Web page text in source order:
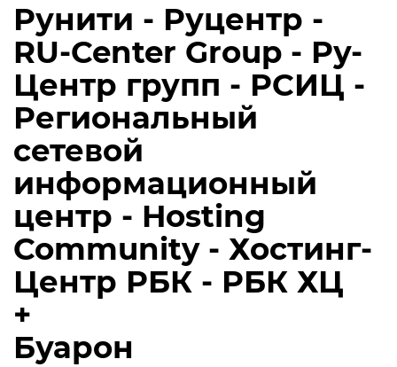
Рунити - Руцентр -
RU-Center Group - Ру-
Центр групп - РСИЦ -
Региональный
сетевой
информационный
центр - Hosting
Community - Хостинг-
Центр РБК - РБК ХЦ
+
Буарон